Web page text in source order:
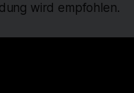
wird empfohlen.